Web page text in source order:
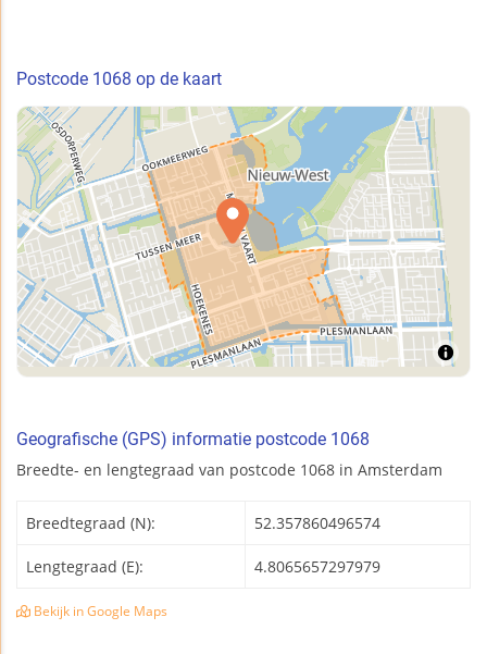
Postcode 1068 op de kaart
Geografische (GPS) informatie postcode 1068
Breedte- en lengtegraad van postcode 1068 in Amsterdam
Breedtegraad (N): 52.357860496574
Lengtegraad (E): 4.8065657297979
Bekijk in Google Maps